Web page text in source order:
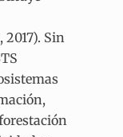
Sin